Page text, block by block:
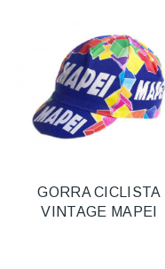
GORRA CICLISTA
VINTAGE MAPEI